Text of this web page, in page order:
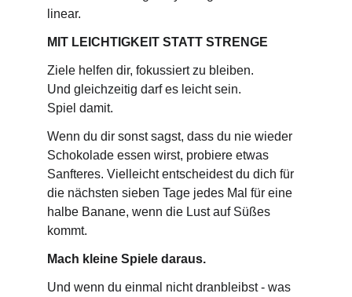
linear.
MIT LEICHTIGKEIT STATT STRENGE
Ziele helfen dir, fokussiert zu bleiben.
Und gleichzeitig darf es leicht sein.
Spiel damit.
Wenn du dir sonst sagst, dass du nie wieder
Schokolade essen wirst, probiere etwas
Sanfteres. Vielleicht entscheidest du dich für
die nächsten sieben Tage jedes Mal für eine
halbe Banane, wenn die Lust auf Süßes
kommt.
Mach kleine Spiele daraus.
Und wenn du einmal nicht dranbleibst - was